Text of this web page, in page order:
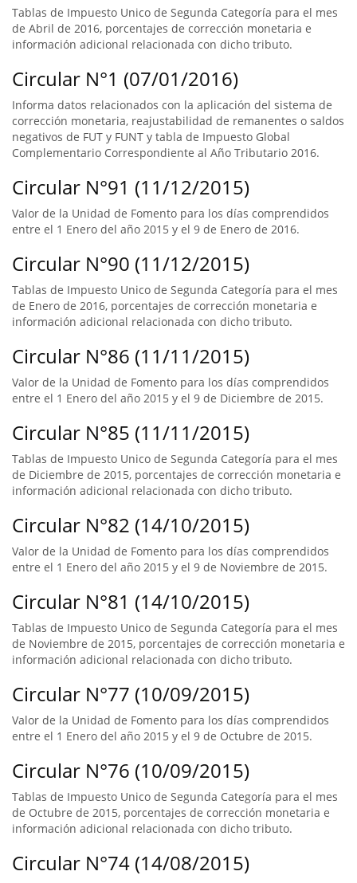
Tablas de Impuesto Unico de Segunda Categoría para el mes
de Abril de 2016, porcentajes de corrección monetaria e
información adicional relacionada con dicho tributo.
Circular N°1 (07/01/2016)
Informa datos relacionados con la aplicación del sistema de
corrección monetaria, reajustabilidad de remanentes o saldos
negativos de FUT y FUNT y tabla de Impuesto Global
Complementario Correspondiente al Año Tributario 2016.
Circular N°91 (11/12/2015)
Valor de la Unidad de Fomento para los días comprendidos
entre el 1 Enero del año 2015 y el 9 de Enero de 2016.
Circular N°90 (11/12/2015)
Tablas de Impuesto Unico de Segunda Categoría para el mes
de Enero de 2016, porcentajes de corrección monetaria e
información adicional relacionada con dicho tributo.
Circular N°86 (11/11/2015)
Valor de la Unidad de Fomento para los días comprendidos
entre el 1 Enero del año 2015 y el 9 de Diciembre de 2015.
Circular N°85 (11/11/2015)
Tablas de Impuesto Unico de Segunda Categoría para el mes
de Diciembre de 2015, porcentajes de corrección monetaria e
información adicional relacionada con dicho tributo.
Circular N°82 (14/10/2015)
Valor de la Unidad de Fomento para los días comprendidos
entre el 1 Enero del año 2015 y el 9 de Noviembre de 2015.
Circular N°81 (14/10/2015)
Tablas de Impuesto Unico de Segunda Categoría para el mes
de Noviembre de 2015, porcentajes de corrección monetaria e
información adicional relacionada con dicho tributo.
Circular N°77 (10/09/2015)
Valor de la Unidad de Fomento para los días comprendidos
entre el 1 Enero del año 2015 y el 9 de Octubre de 2015.
Circular N°76 (10/09/2015)
Tablas de Impuesto Unico de Segunda Categoría para el mes
de Octubre de 2015, porcentajes de corrección monetaria e
información adicional relacionada con dicho tributo.
Circular N°74 (14/08/2015)